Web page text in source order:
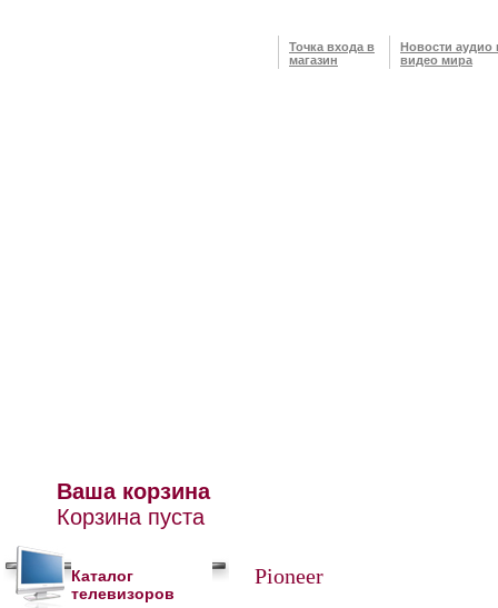
Точка входа в
магазин
Новости аудио
видео мира
Ваша корзина
Корзина пуста
Каталог
телевизоров
Pioneer